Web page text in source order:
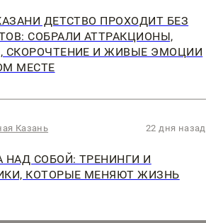
ДЕТСТВО ПРОХОДИТ БЕЗ
СОБРАЛИ АТТРАКЦИОНЫ,
СКОРОЧТЕНИЕ И ЖИВЫЕ ЭМОЦИИ
МЕСТЕ
Казань 22 дня назад
НАД СОБОЙ: ТРЕНИНГИ И
КОТОРЫЕ МЕНЯЮТ ЖИЗНЬ